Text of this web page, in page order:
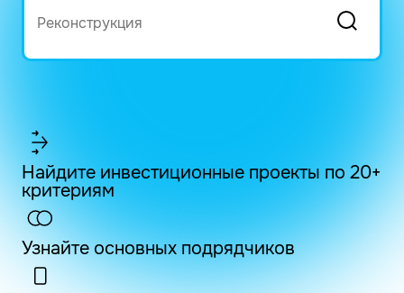
Найдите инвестиционные проекты по 20+
критериям
Узнайте основных подрядчиков